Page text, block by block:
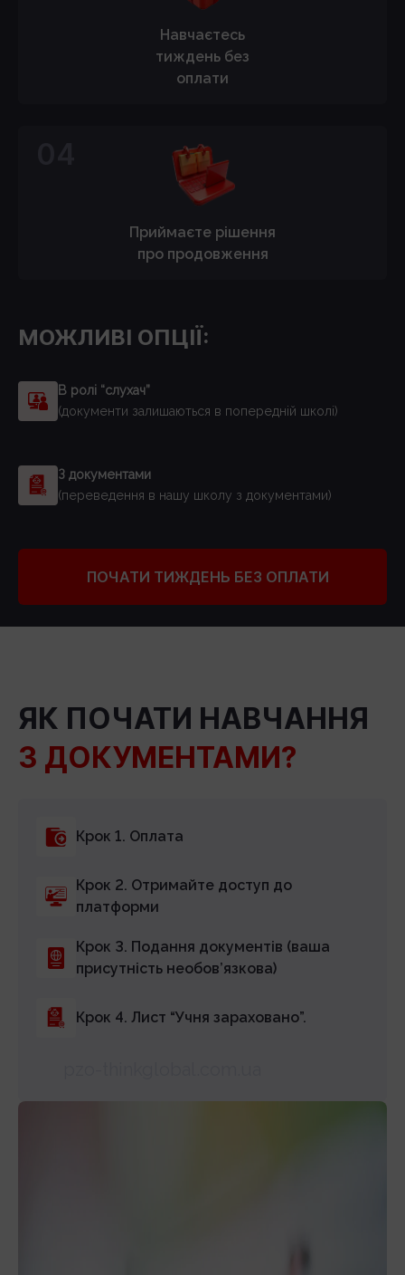
Навчаєтесь
тиждень без
оплати
Приймаєте рішення
про продовження
МОЖЛИВІ ОПЦІЇ:
В ролі “слухач”
(документи залишаються в попередній школі)
З документами
(переведення в нашу школу з документами)
ПОЧАТИ ТИЖДЕНЬ БЕЗ ОПЛАТИ
ЯК ПОЧАТИ НАВЧАННЯ
З ДОКУМЕНТАМИ?
Крок 1. Оплата
Крок 2. Отримайте доступ до
платформи
Крок 3. Подання документів (ваша
присутність необов’язкова)
Крок 4. Лист “Учня зараховано”.